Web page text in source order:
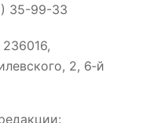
35-99-33
2, 6‑й